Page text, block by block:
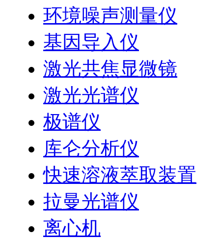
环境噪声测量仪
基因导入仪
激光共焦显微镜
激光光谱仪
极谱仪
库仑分析仪
快速溶液萃取装置
拉曼光谱仪
离心机